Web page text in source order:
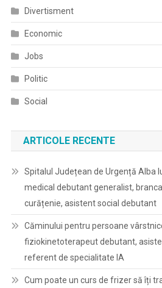
Divertisment
Economic
Jobs
Politic
Social
ARTICOLE RECENTE
Spitalul Județean de Urgență Alba
medical debutant generalist,
curățenie, asistent social debutant
Căminului pentru persoane
fiziokinetoterapeut debutant,
referent de specialitate IA
Cum poate un curs de frizer să îți